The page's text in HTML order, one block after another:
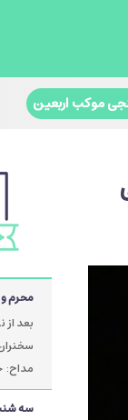
موکب اربعین
محرم
بعد
پور
سه